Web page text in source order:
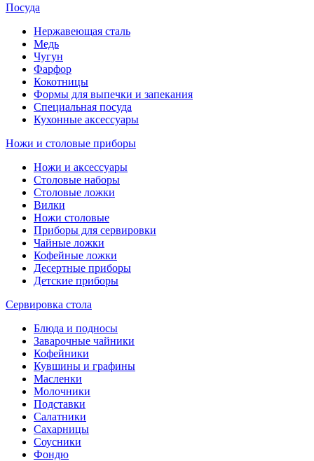
Посуда
Нержавеющая сталь
Медь
Чугун
Фарфор
Кокотницы
Формы для выпечки и запекания
Специальная посуда
Кухонные аксессуары
Ножи и столовые приборы
Ножи и аксессуары
Столовые наборы
Столовые ложки
Вилки
Ножи столовые
Приборы для сервировки
Чайные ложки
Кофейные ложки
Десертные приборы
Детские приборы
Сервировка стола
Блюда и подносы
Заварочные чайники
Кофейники
Кувшины и графины
Масленки
Молочники
Подставки
Салатники
Сахарницы
Соусники
Фондю